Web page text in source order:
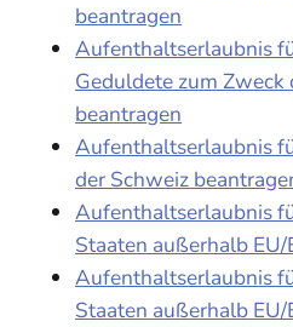
beantragen
Aufenthaltserlaubnis
Geduldete zum
beantragen
Aufenthaltserlaubnis
der Schweiz
Aufenthaltserlaubnis
Staaten außerhalb
Aufenthaltserlaubnis
Staaten außerhalb